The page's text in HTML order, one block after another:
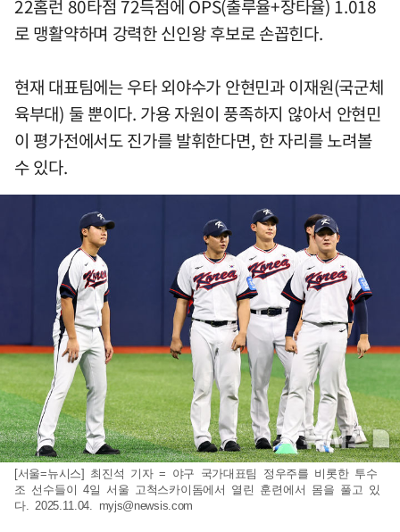
22홈런 80타점 72득점에 OPS(출루율+장타율) 1.018
로 맹활약하며 강력한 신인왕 후보로 손꼽힌다.
현재 대표팀에는 우타 외야수가 안현민과 이재원(국군체
육부대) 둘 뿐이다. 가용 자원이 풍족하지 않아서 안현민
이 평가전에서도 진가를 발휘한다면, 한 자리를 노려볼
수 있다.
[서울=뉴시스] 최진석 기자 = 야구 국가대표팀 정우주를 비롯한 투수
조 선수들이 4일 서울 고척스카이돔에서 열린 훈련에서 몸을 풀고 있
다. 2025.11.04. myjs@newsis.com